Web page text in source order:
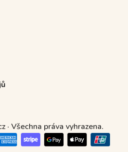
Všechna práva vyhrazena.